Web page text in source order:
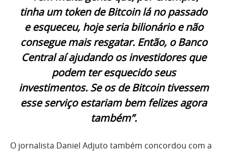
tinha um token de Bitcoin lá no passado
e esqueceu, hoje seria bilionário e não
consegue mais resgatar. Então, o Banco
Central aí ajudando os investidores que
podem ter esquecido seus
investimentos. Se os de Bitcoin tivessem
esse serviço estariam bem felizes agora
também”.
O jornalista Daniel Adjuto também concordou com a